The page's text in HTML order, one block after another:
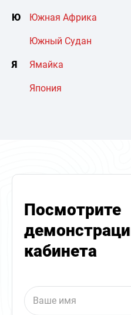
Ю Южная Африка
Южный Судан
Я Ямайка
Япония
Посмотрите
кабинета